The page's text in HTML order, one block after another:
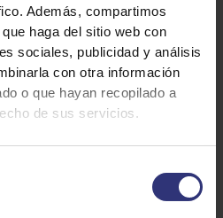
Además, compartimos
haga del sitio web con
sociales, publicidad y análisis
con otra información
o que hayan recopilado a
de sus servicios.